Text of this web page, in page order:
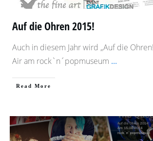
Auf die Ohren 2015!
Auch in diesem Jahr wird „Auf die
Air am rock`n´popmuseum ...
​Read More